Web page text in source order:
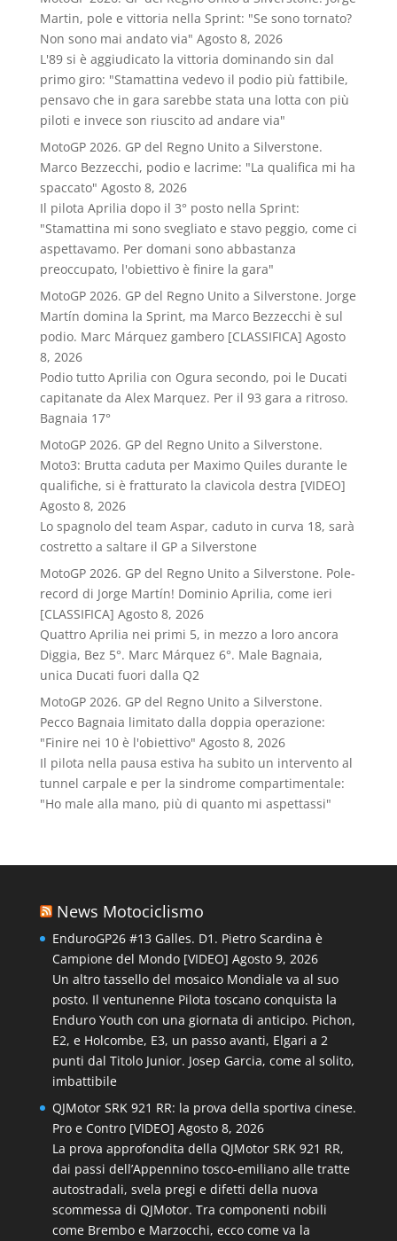
Martin, pole e vittoria nella Sprint: "Se sono tornato?
Non sono mai andato via" Agosto 8, 2026
L'89 si è aggiudicato la vittoria dominando sin dal
primo giro: "Stamattina vedevo il podio più fattibile,
pensavo che in gara sarebbe stata una lotta con più
piloti e invece son riuscito ad andare via"
MotoGP 2026. GP del Regno Unito a Silverstone.
Marco Bezzecchi, podio e lacrime: "La qualifica mi ha
spaccato" Agosto 8, 2026
Il pilota Aprilia dopo il 3° posto nella Sprint:
"Stamattina mi sono svegliato e stavo peggio, come ci
aspettavamo. Per domani sono abbastanza
preoccupato, l'obiettivo è finire la gara"
MotoGP 2026. GP del Regno Unito a Silverstone. Jorge
Martín domina la Sprint, ma Marco Bezzecchi è sul
podio. Marc Márquez gambero [CLASSIFICA] Agosto
8, 2026
Podio tutto Aprilia con Ogura secondo, poi le Ducati
capitanate da Alex Marquez. Per il 93 gara a ritroso.
Bagnaia 17°
MotoGP 2026. GP del Regno Unito a Silverstone.
Moto3: Brutta caduta per Maximo Quiles durante le
qualifiche, si è fratturato la clavicola destra [VIDEO]
Agosto 8, 2026
Lo spagnolo del team Aspar, caduto in curva 18, sarà
costretto a saltare il GP a Silverstone
MotoGP 2026. GP del Regno Unito a Silverstone. Pole-
record di Jorge Martín! Dominio Aprilia, come ieri
[CLASSIFICA] Agosto 8, 2026
Quattro Aprilia nei primi 5, in mezzo a loro ancora
Diggia, Bez 5°. Marc Márquez 6°. Male Bagnaia,
unica Ducati fuori dalla Q2
MotoGP 2026. GP del Regno Unito a Silverstone.
Pecco Bagnaia limitato dalla doppia operazione:
"Finire nei 10 è l'obiettivo" Agosto 8, 2026
Il pilota nella pausa estiva ha subito un intervento al
tunnel carpale e per la sindrome compartimentale:
"Ho male alla mano, più di quanto mi aspettassi"
News Motociclismo
EnduroGP26 #13 Galles. D1. Pietro Scardina è
Campione del Mondo [VIDEO] Agosto 9, 2026
Un altro tassello del mosaico Mondiale va al suo
posto. Il ventunenne Pilota toscano conquista la
Enduro Youth con una giornata di anticipo. Pichon,
E2, e Holcombe, E3, un passo avanti, Elgari a 2
punti dal Titolo Junior. Josep Garcia, come al solito,
imbattibile
QJMotor SRK 921 RR: la prova della sportiva cinese.
Pro e Contro [VIDEO] Agosto 8, 2026
La prova approfondita della QJMotor SRK 921 RR,
dai passi dell’Appennino tosco-emiliano alle tratte
autostradali, svela pregi e difetti della nuova
scommessa di QJMotor. Tra componenti nobili
come Brembo e Marzocchi, ecco come va la